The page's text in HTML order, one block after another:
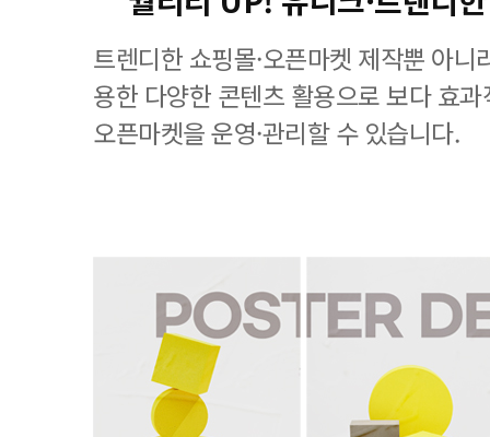
트렌디한 쇼핑몰·오픈마켓 제작뿐 아
용한 다양한 콘텐츠 활용으로 보다 효
오픈마켓을 운영·관리할 수 있습니다.